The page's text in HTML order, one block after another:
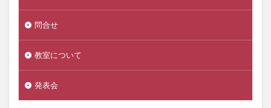
問合せ
教室について
発表会